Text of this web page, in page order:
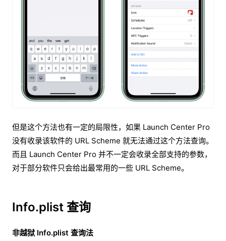
但是这个方法也有一定的局限性，如果 Launch Center Pro
没有收录该软件的 URL Scheme 就无法通过这个方法查询。
而且 Launch Center Pro 并不一定会收录全部支持的参数，
对于部分软件只会给出最常用的一些 URL Scheme。
Info.plist 查询
非越狱 Info.plist 查询法